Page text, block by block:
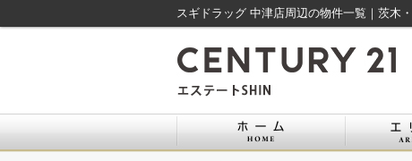
スギドラッグ 中津店周辺の物件一覧｜茨木